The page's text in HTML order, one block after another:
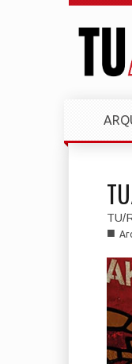
TU/
■